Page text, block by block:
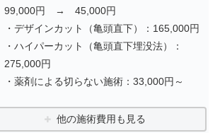
99,000円 → 45,000円
・デザインカット（亀頭直下）：165,000円
・ハイパーカット（亀頭直下埋没法）：
275,000円
・薬剤による切らない施術：33,000円～
他の施術費用も見る